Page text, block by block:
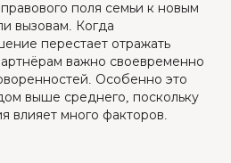
поля семьи к новым
вызовам. Когда
перестает отражать
важно своевременно
Особенно это
выше среднего, поскольку
влияет много факторов.